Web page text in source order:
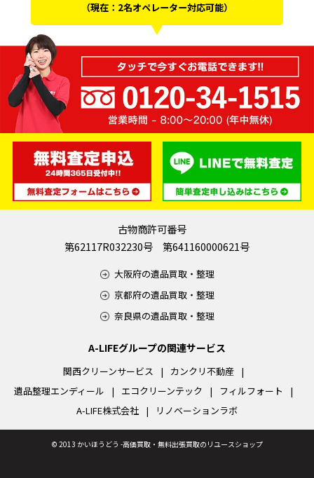
（現在：2名オペレーター対応可能）
古物商許可番号
第62117R032230号 第641160000621号
大阪府の遺品買取・整理
京都府の遺品買取・整理
奈良県の遺品買取・整理
A-LIFEグループの関連サービス
関西クリーンサービス
カンクリ不動産
遺品整理エンディール
エコクリーンテック
フィルフォート
A-LIFE株式会社
リノベーションラボ
© 2013 かいほうどう -高価買取・無料出張買取のリユースショップ